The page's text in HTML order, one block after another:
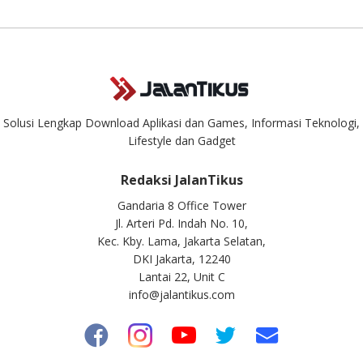
Solusi Lengkap Download Aplikasi dan Games, Informasi Teknologi,
Lifestyle dan Gadget
Redaksi JalanTikus
Gandaria 8 Office Tower
Jl. Arteri Pd. Indah No. 10,
Kec. Kby. Lama, Jakarta Selatan,
DKI Jakarta, 12240
Lantai 22, Unit C
info@jalantikus.com